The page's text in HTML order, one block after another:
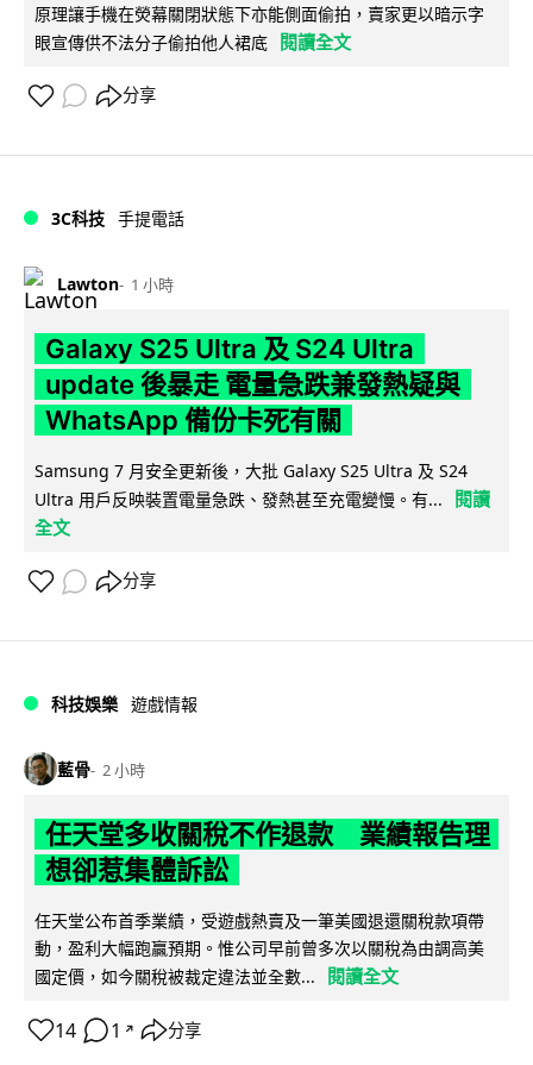
原理讓手機在熒幕關閉狀態下亦能側面偷拍，賣家更以暗示字
眼宣傳供不法分子偷拍他人裙底
閱讀全文
分享
3C科技 手提電話
Lawton 1 小時
Galaxy S25 Ultra 及 S24 Ultra
update 後暴走 電量急跌兼發熱疑與
WhatsApp 備份卡死有關
Samsung 7 月安全更新後，大批 Galaxy S25 Ultra 及 S24
Ultra 用戶反映裝置電量急跌、發熱甚至充電變慢。有...
閱讀
全文
分享
科技娛樂 遊戲情報
藍骨 2 小時
任天堂多收關稅不作退款 業績報告理
想卻惹集體訴訟
任天堂公布首季業績，受遊戲熱賣及一筆美國退還關稅款項帶
動，盈利大幅跑贏預期。惟公司早前曾多次以關稅為由調高美
國定價，如今關稅被裁定違法並全數...
閱讀全文
14 1 ↗ 分享